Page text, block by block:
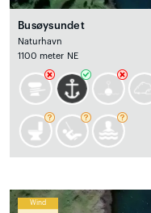
Busøysundet
Naturhavn
1100 meter NE
Wind